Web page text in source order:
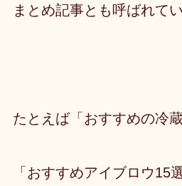
まとめ記事とも呼ばれてい
たとえば「おすすめの冷
「おすすめアイブロウ15